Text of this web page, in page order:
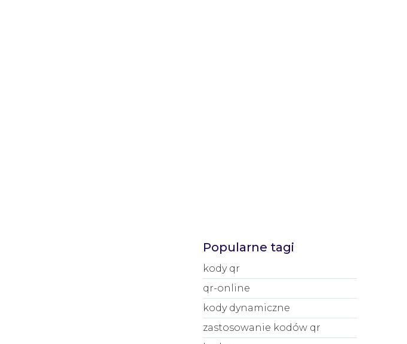
Popularne tagi
kody qr
qr-online
kody dynamiczne
zastosowanie kodów qr